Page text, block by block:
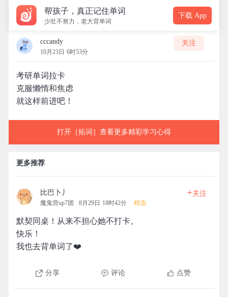
帮孩子，真正记住单词
少壮不努力，老大背单词
下载 App
cccandy
10月23日 6时53分
关注
考研单词拉卡
克服懒惰和焦虑
就这样前进吧！
打开［拓词］查看更多精彩学习心得
更多推荐
比巴卜丿
魔鬼营up7团 8月29日 18时42分 精选
+关注
默契同桌！从来不担心她不打卡。
快乐！
我也去背单词了❤️
分享 评论 点赞